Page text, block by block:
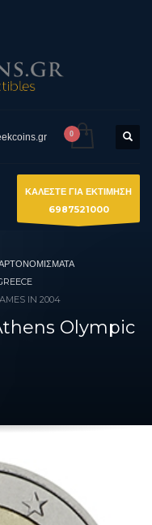
ΚΑΛΕΣΤΕ ΓΙΑ ΕΚΤΙΜΗΣΗ
6987521000
IN 2004
Olympic